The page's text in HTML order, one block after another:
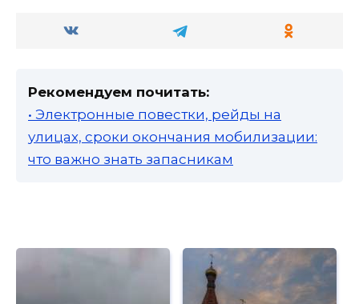
Рекомендуем почитать:
• Электронные повестки, рейды на
улицах, сроки окончания мобилизации:
что важно знать запасникам